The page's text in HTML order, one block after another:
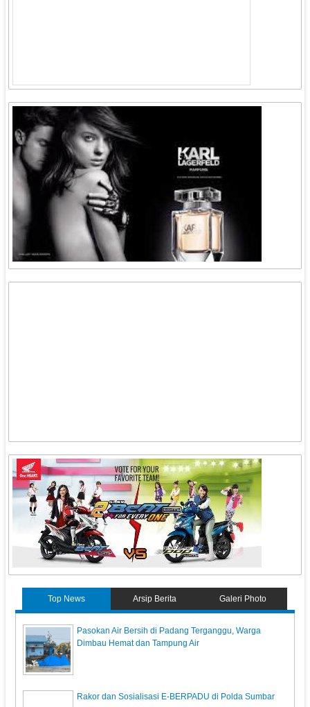
Top News Arsip Berita Galeri Photo
Pasokan Air Bersih di Padang Terganggu, Warga
Dimbau Hemat dan Tampung Air
Rakor dan Sosialisasi E-BERPADU di Polda Sumbar